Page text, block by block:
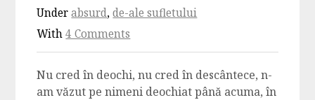
Underabsurd,de-ale sufletului
With4 Comments
Nu cred în deochi, nu cred în descântece, n-
am văzut pe nimeni deochiat până acuma, în